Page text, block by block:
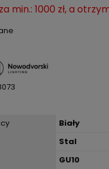
min.: 1000 zł, a
Biały
Stal
GU10